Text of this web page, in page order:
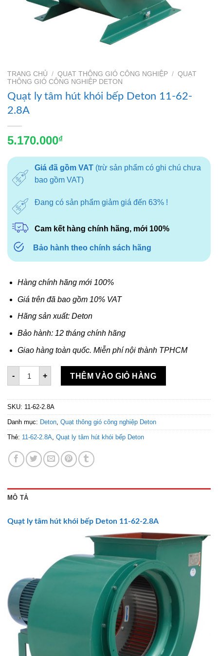
TRANG CHỦ / QUẠT THÔNG GIÓ CÔNG NGHIỆP / QUẠT
THÔNG GIÓ CÔNG NGHIỆP DETON
Quạt ly tâm hút khói bếp Deton 11-62-
2.8A
5.170.000₫
Giá đã gồm VAT(trừ sản phẩm có ghi chú chưa
bao gồm VAT)
Đang có sản phẩm giảm giá đến 63% !
Cam kết hàng chính hãng, mới 100%
Bảo hành theo chính sách hãng
Hàng chính hãng mới 100%
Giá trên đã bao gồm 10% VAT
Hãng sản xuất: Deton
Bảo hành: 12 tháng chính hãng
Giao hàng toàn quốc. Miễn phí nội thành TPHCM
-
Quạt ly tâm hút khói bếp Deton 11-62-2.8A số lượng
+ THÊM VÀO GIỎ HÀNG
SKU: 11-62-2.8A
Danh mục: Deton, Quạt thông gió công nghiệp Deton
Thẻ: 11-62-2.8A, Quạt ly tâm hút khói bếp Deton
MÔ TẢ
Quạt ly tâm hút khói bếp Deton 11-62-2.8A